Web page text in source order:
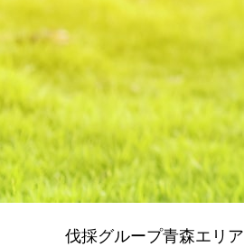
伐採グループ青森エリア